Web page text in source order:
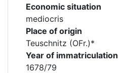
Economic situation
mediocris
Place of origin
Teuschnitz (OFr.)*
Year of immatriculation
1678/79